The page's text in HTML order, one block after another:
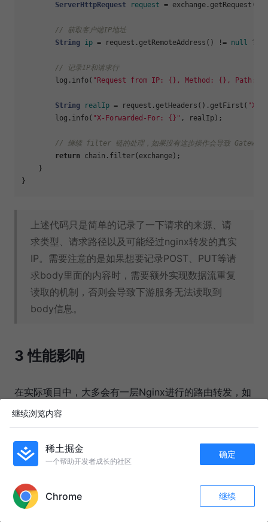
ServerHttpRequest
request = exchange.getRequest();
// 获取客户端IP地址
String ip = request.getRemoteAddress() != null ?
// 记录IP和请求行
        log.info(
"Request from IP: {}, Method: {}, Path:
String realIp = request.getHeaders().getFirst( "X-
        log.info(
"X-Forwarded-For: {}" , realIp);
// 继续 filter 链的处理，如果没有这步操作会导致 Gateway
return chain.filter(exchange);
    }
上述代码只是简单的记录了一下请求的来源、请
求类型、请求路径以及可能经过nginx转发的真实
IP。需要注意的是如果想要记录POST、PUT等请
求body里面的内容时，需要额外实现数据流重复
读取的机制，否则会导致下游服务无法读取到
body信息。
3 性能影响
在实际项目中，大多会有一层Nginx进行的路由转发，如
果再加上Gateway的转发消耗的话，可能会对原有的接
口性能造成影响。
参考以下大佬做的测试，对实际的请求还是有一定影响
以参考自己的业务需求再决定是否使用Spring Cloud
Gateway。
32
继续浏览内容
稀土掘金
一个帮助开发者成长的社区
确定
Chrome 继续